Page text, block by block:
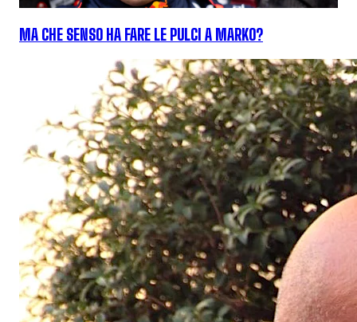
MA CHE SENSO HA FARE LE PULCI A MARKO?